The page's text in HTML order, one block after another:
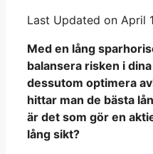
Last Updated on April
Med en lång
balansera risken i
dessutom optimera
hittar man de bästa
är det som gör en
lång sikt?